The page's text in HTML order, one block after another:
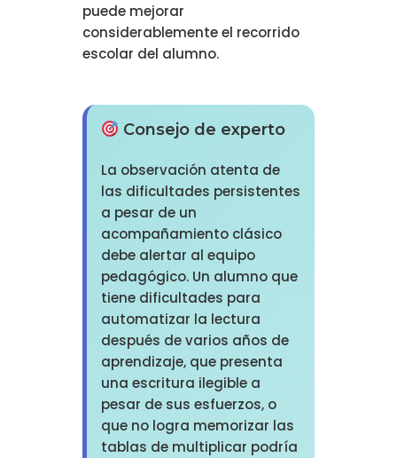
puede mejorar
considerablemente el recorrido
escolar del alumno.
Consejo de experto
La observación atenta de
las dificultades persistentes
a pesar de un
acompañamiento clásico
debe alertar al equipo
pedagógico. Un alumno que
tiene dificultades para
automatizar la lectura
después de varios años de
aprendizaje, que presenta
una escritura ilegible a
pesar de sus esfuerzos, o
que no logra memorizar las
tablas de multiplicar podría